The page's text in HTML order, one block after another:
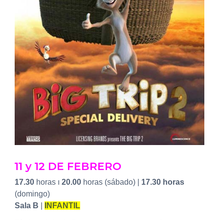
11 y 12 DE FEBRERO
17.30 horas ı 20.00 horas (sábado) | 17.30 horas
(domingo)
Sala B
INFANTIL